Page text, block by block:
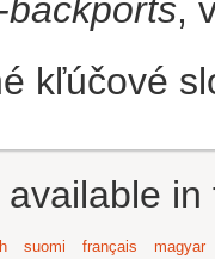
backports,
kľúčové
suomi français
magyar